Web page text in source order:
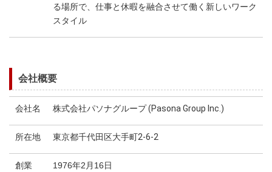
る場所で、仕事と休暇を融合させて働く新しいワーク
スタイル
会社概要
会社名 株式会社パソナグループ (Pasona Group Inc.)
所在地 東京都千代田区大手町2-6-2
創業 1976年2月16日